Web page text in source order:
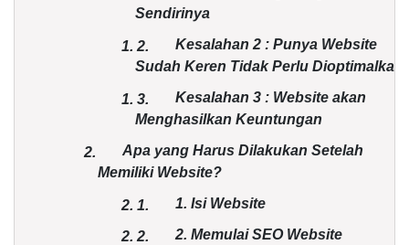
Sendirinya
1. 2.
Kesalahan 2 : Punya Website
Sudah Keren Tidak Perlu Dioptimalkan
1. 3.
Kesalahan 3 : Website akan
Menghasilkan Keuntungan
2.
Apa yang Harus Dilakukan Setelah
Memiliki Website?
2. 1. 1. Isi Website
2. 2. 2. Memulai SEO Website